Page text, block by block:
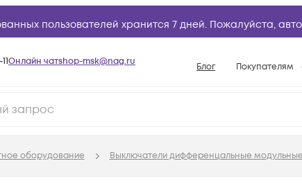
пользователей хранится 7 дней. Пожалуйста,
Онлайн чатshop-msk@nag.ru Блог Покупателям
Условия
оборудование Выключатели дифференцальные модульные